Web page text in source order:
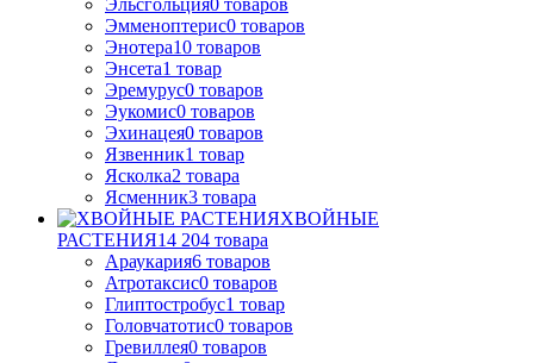
Эмменоптерис0 товаров
Энотера10 товаров
Энсета1 товар
Эремурус0 товаров
Эукомис0 товаров
Эхинацея0 товаров
Язвенник1 товар
Ясколка2 товара
Ясменник3 товара
ХВОЙНЫЕ
РАСТЕНИЯ14 204 товара
Араукария6 товаров
Атротаксис0 товаров
Глиптостробус1 товар
Головчатотис0 товаров
Гревиллея0 товаров